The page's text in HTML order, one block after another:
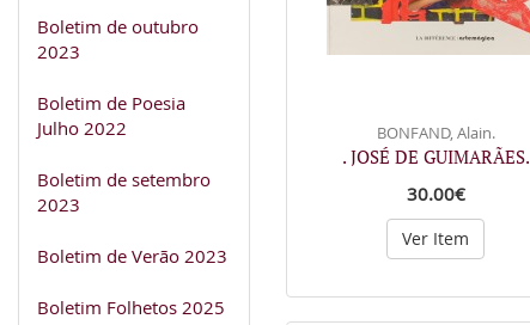
Boletim de outubro
2023
Boletim de Poesia
Julho 2022
Boletim de setembro
2023
Boletim de Verão 2023
Boletim Folhetos 2025
BONFAND, Alain.
. JOSÉ DE GUIMARÃES.
30.00€
Ver Item